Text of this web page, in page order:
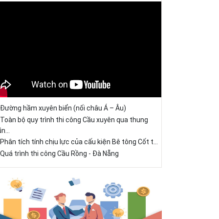
Đường hầm xuyên biển (nối châu Á – Âu)
Toàn bộ quy trình thi công Cầu xuyên qua thung
Phân tích tính chịu lực của cấu kiện Bê tông Cốt t...
Quá trình thi công Cầu Rồng - Đà Nẵng